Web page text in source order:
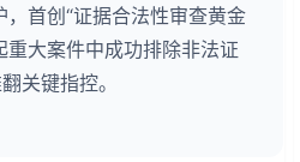
首创“证据合法性审查黄金
重大案件中成功排除非法证
关键指控。